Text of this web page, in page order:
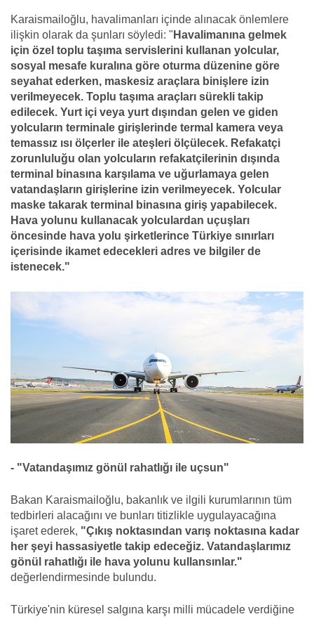
Karaismailoğlu, havalimanları içinde alınacak önlemlere
ilişkin olarak da şunları söyledi: " Havalimanına gelmek
için özel toplu taşıma servislerini kullanan yolcular,
sosyal mesafe kuralına göre oturma düzenine göre
seyahat ederken, maskesiz araçlara binişlere izin
verilmeyecek. Toplu taşıma araçları sürekli takip
edilecek. Yurt içi veya yurt dışından gelen ve giden
yolcuların terminale girişlerinde termal kamera veya
temassız ısı ölçerler ile ateşleri ölçülecek. Refakatçi
zorunluluğu olan yolcuların refakatçilerinin dışında
terminal binasına karşılama ve uğurlamaya gelen
vatandaşların girişlerine izin verilmeyecek. Yolcular
maske takarak terminal binasına giriş yapabilecek.
Hava yolunu kullanacak yolculardan uçuşları
öncesinde hava yolu şirketlerince Türkiye sınırları
içerisinde ikamet edecekleri adres ve bilgiler de
istenecek."
- "Vatandaşımız gönül rahatlığı ile uçsun"
Bakan Karaismailoğlu, bakanlık ve ilgili kurumlarının tüm
tedbirleri alacağını ve bunları titizlikle uygulayacağına
işaret ederek, "Çıkış noktasından varış noktasına kadar
her şeyi hassasiyetle takip edeceğiz. Vatandaşlarımız
gönül rahatlığı ile hava yolunu kullansınlar."
değerlendirmesinde bulundu.
Türkiye'nin küresel salgına karşı milli mücadele verdiğine